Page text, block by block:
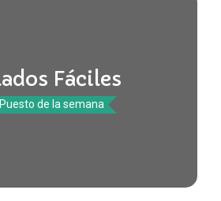
Fáciles
de la semana